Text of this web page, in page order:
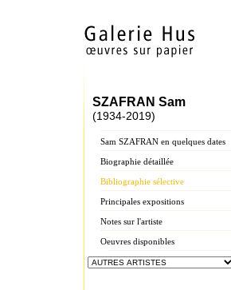
SZAFRAN Sam
(1934-2019)
Sam SZAFRAN en quelques dates
Biographie détaillée
Bibliographie sélective
Principales expositions
Notes sur l'artiste
Oeuvres disponibles